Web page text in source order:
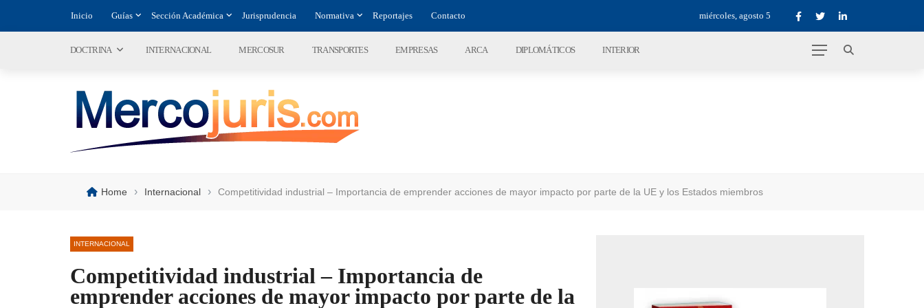
Inicio Guías Sección Académica Jurisprudencia Normativa Reportajes Contacto miércoles, agosto 5
DOCTRINA INTERNACIONAL MERCOSUR TRANSPORTES EMPRESAS ARCA DIPLOMÁTICOS INTERIOR
Home › Internacional › Competitividad industrial – Importancia de emprender acciones de mayor impacto por parte de la UE y los Estados miembros
INTERNACIONAL
Competitividad industrial – Importancia de
emprender acciones de mayor impacto por parte de la